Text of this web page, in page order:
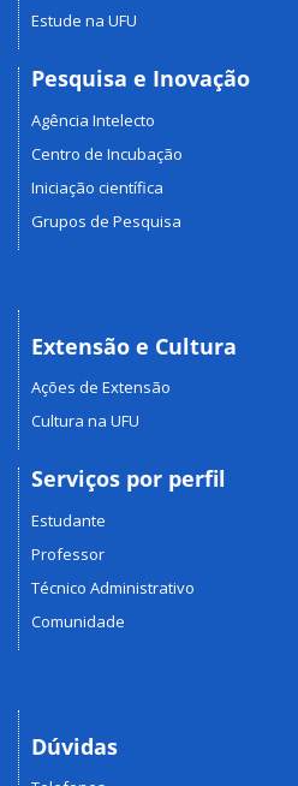
Estude na UFU
Pesquisa e Inovação
Agência Intelecto
Centro de Incubação
Iniciação científica
Grupos de Pesquisa
Extensão e Cultura
Ações de Extensão
Cultura na UFU
Serviços por perfil
Estudante
Professor
Técnico Administrativo
Comunidade
Dúvidas